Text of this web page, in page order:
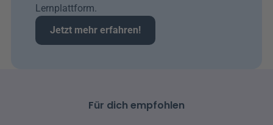
Lernplattform.
Jetzt mehr erfahren!
Für dich empfohlen